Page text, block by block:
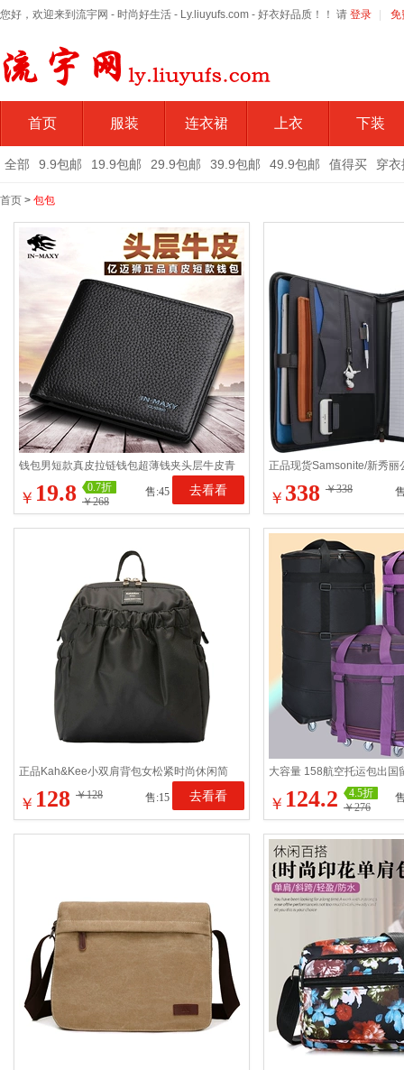
您好，欢迎来到流宇网 - 时尚好生活 - Ly.liuyufs.com - 好衣好品质！！ 请 登录 免
首页 服装 连衣裙 上衣 下装
全部 9.9包邮 19.9包邮 29.9包邮 39.9包邮 49.9包邮 值得买 穿
首页 > 包包
钱包男短款真皮拉链钱包超薄钱夹头层牛皮青
年学生横款软皮皮夹子
￥ 19.8
0.7折
￥268
售:45 去看看
正品现货Samsonite/新秀丽
包信封包平板手拿包送礼
￥ 338 ￥338
正品Kah&Kee小双肩背包女松紧时尚休闲简
约百搭离家出走旅行包
￥ 128 ￥128 售:15 去看看
大容量 158航空托运包出国
防水行李包上学搬家包
￥ 124.2
4.5折
￥276